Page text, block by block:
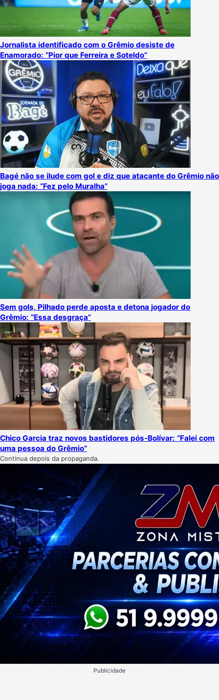
Jornalista identificado com o Grêmio desiste de
Enamorado: “Pior que Ferreira e Soteldo”
Bagé não se ilude com gol e diz que atacante do Grêmio não
joga nada: “Fez pelo Muralha”
Sem gols, Pilhado perde aposta e detona jogador do
Grêmio: “Essa desgraça”
Chico Garcia traz novos bastidores pós-Bolívar: “Falei com
uma pessoa do Grêmio”
Continua depois da propaganda.
Publicidade